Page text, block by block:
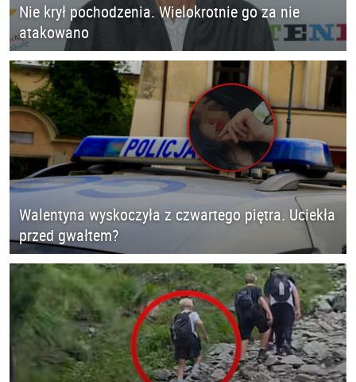
Nie krył pochodzenia. Wielokrotnie go za nie
atakowano
Walentyna wyskoczyła z czwartego piętra. Uciekła
przed gwałtem?